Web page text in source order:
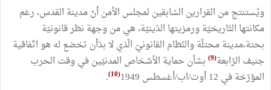
ويُستنتج من القرارين السّابقين لمجلس الأمن أنّ مدينة القدس، رغم
مكانتها التّاريخيّة ورمزيتها الدّينيّة، هي من وجهة نظر قانونيّة
بحتة،مدينة محتلّة والنّظام القانونيّ الّذي لا بدّأن تخضع له هو اتّفاقية
جنيف الرّابعة(9)
بشأن حماية الأشخاص المدنيّين في وقت الحرب
المؤرّخة في 12 أوت/اب/أغسطس 1949
(10)
.